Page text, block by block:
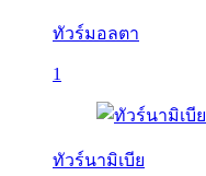
ทัวร์มอลตา
1
ทัวร์นามิเบีย